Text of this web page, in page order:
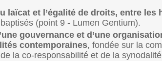
laïcat et l’égalité de droits, entre les
(point 9 - Lumen Gentium).
gouvernance et d’une
contemporaines, fondée sur la
la co-responsabilité et de la